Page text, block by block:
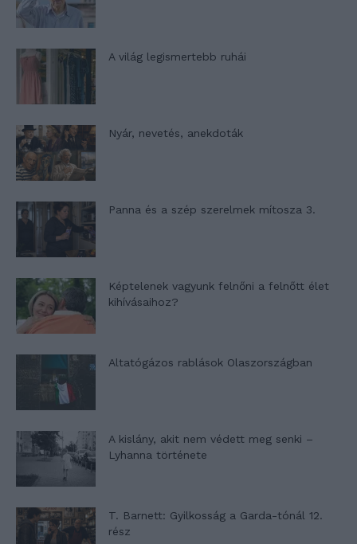
A világ legismertebb ruhái
Nyár, nevetés, anekdoták
Panna és a szép szerelmek mítosza 3.
Képtelenek vagyunk felnőni a felnőtt élet
kihívásaihoz?
Altatógázos rablások Olaszországban
A kislány, akit nem védett meg senki –
Lyhanna története
T. Barnett: Gyilkosság a Garda-tónál 12.
rész